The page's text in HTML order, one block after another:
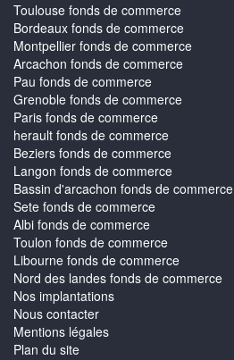
Toulouse fonds de commerce
Bordeaux fonds de commerce
Montpellier fonds de commerce
Arcachon fonds de commerce
Pau fonds de commerce
Grenoble fonds de commerce
Paris fonds de commerce
herault fonds de commerce
Beziers fonds de commerce
Langon fonds de commerce
Bassin d'arcachon fonds de commerce
Sete fonds de commerce
Albi fonds de commerce
Toulon fonds de commerce
Libourne fonds de commerce
Nord des landes fonds de commerce
Nos implantations
Nous contacter
Mentions légales
Plan du site